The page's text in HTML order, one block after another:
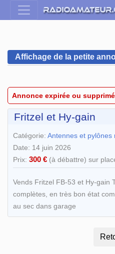
Affichage de la petite
Annonce expirée ou
Fritzel et Hy-gain
Catégorie: Antennes et pylônes
Date: 14 juin 2026
Prix: 300 € (à débattre) sur
Vends Fritzel FB-53 et Hy-gain
complètes, en très bon état
au sec dans garage